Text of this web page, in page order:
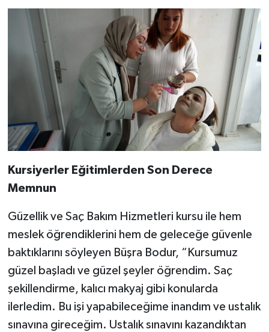
Kursiyerler Eğitimlerden Son Derece
Memnun
Güzellik ve Saç Bakım Hizmetleri kursu ile hem
meslek öğrendiklerini hem de geleceğe güvenle
baktıklarını söyleyen Büşra Bodur, “Kursumuz
güzel başladı ve güzel şeyler öğrendim. Saç
şekillendirme, kalıcı makyaj gibi konularda
ilerledim. Bu işi yapabileceğime inandım ve ustalık
sınavına gireceğim. Ustalık sınavını kazandıktan